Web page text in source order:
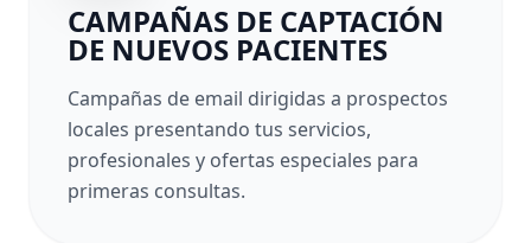
CAMPAÑAS DE CAPTACIÓN
DE NUEVOS PACIENTES
Campañas de email dirigidas a prospectos
locales presentando tus servicios,
profesionales y ofertas especiales para
primeras consultas.